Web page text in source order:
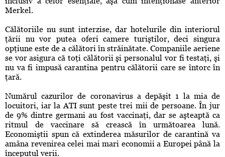
Merkel.
Călătoriile nu sunt interzise, dar hotelurile din interiorul
ţării nu vor putea oferi camere turiştilor, deci singura
opţiune este de a călători în străinătate. Companiile aeriene
se vor asigura că toţi călătorii şi personalul vor fi testaţi, şi
nu va fi impusă carantina pentru călătorii care se întorc în
ţară.
Numărul cazurilor de coronavirus a depăşit 1 la mia de
locuitori, iar la ATI sunt peste trei mii de persoane. În jur
de 9% dintre germani au fost vaccinaţi, dar se aşteaptă ca
ritmul de vaccinare să crească în următoarea lună.
Economiştii spun că extinderea măsurilor de carantină va
amâna revenirea celei mai mari economii a Europei până la
începutul verii.